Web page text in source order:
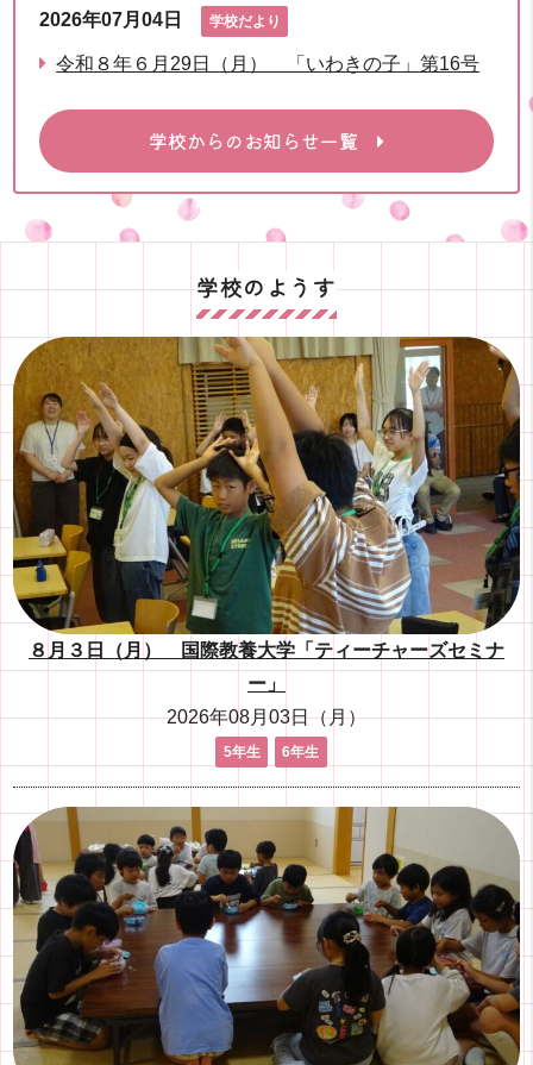
2026年07月04日 学校だより
令和８年６月29日（月） 「いわきの子」第16号
学校からのお知らせ一覧
学校のようす
８月３日（月） 国際教養大学「ティーチャーズセミナ
ー」
2026年08月03日（月）
5年生 6年生